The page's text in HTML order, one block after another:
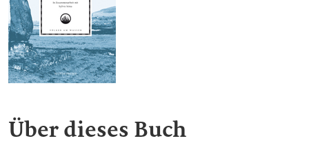
Über dieses Buch